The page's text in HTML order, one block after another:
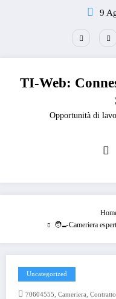
9
TI-Web:
Opportunità di
🧑‍🍳Cameriera
Uncategorized
70604555, Cameriera,